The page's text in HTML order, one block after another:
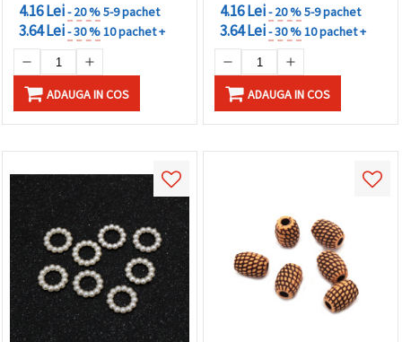
4.16 Lei- 20 %5-9 pachet
3.64 Lei- 30 %10 pachet +
ADAUGA IN COS
4.16 Lei- 20 %5-9 pachet
3.64 Lei- 30 %10 pachet +
ADAUGA IN COS